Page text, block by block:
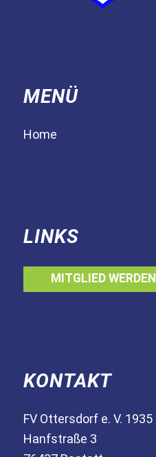
MENÜ
Home
LINKS
MITGLIED WERDEN
KONTAKT
FV Ottersdorf e. V. 1935
Hanfstraße 3